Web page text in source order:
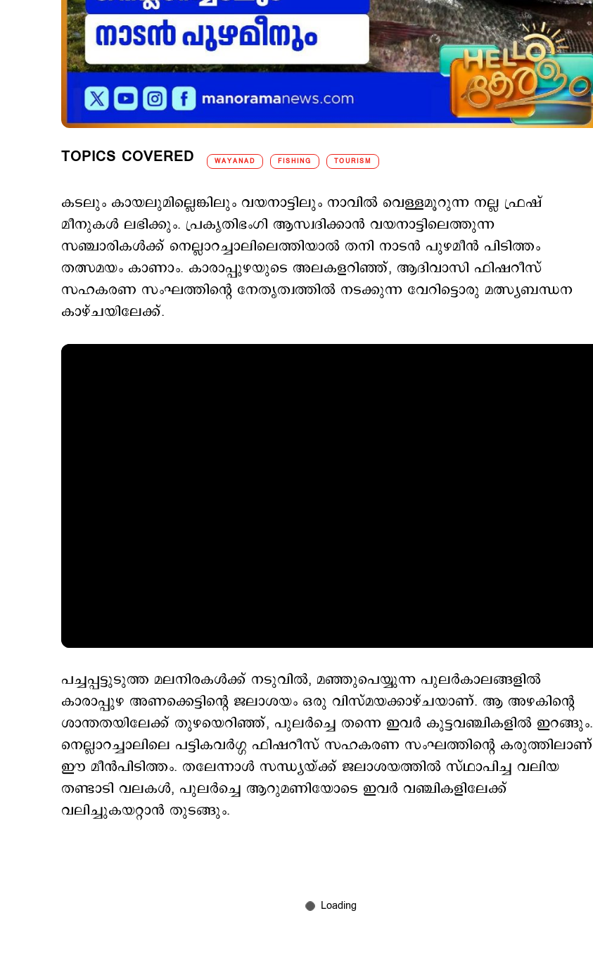
TOPICS COVERED WAYANAD FISHING TOURISM
കടലും കായലുമില്ലെങ്കിലും വയനാട്ടിലും നാവിൽ വെള്ളമൂറുന്ന നല്ല ഫ്രഷ്
മീനുകൾ ലഭിക്കും. പ്രകൃതിഭംഗി ആസ്വദിക്കാൻ വയനാട്ടിലെത്തുന്ന
സഞ്ചാരികൾക്ക് നെല്ലാറച്ചാലിലെത്തിയാൽ തനി നാടൻ പുഴമീൻ പിടിത്തം
തത്സമയം കാണാം. കാരാപ്പുഴയുടെ അലകളറിഞ്ഞ്, ആദിവാസി ഫിഷറീസ്
സഹകരണ സംഘത്തിന്റെ നേതൃത്വത്തിൽ നടക്കുന്ന വേറിട്ടൊരു മത്സ്യബന്ധന
കാഴ്ചയിലേക്ക്.
പച്ചപ്പട്ടുടുത്ത മലനിരകൾക്ക് നടുവിൽ, മഞ്ഞുപെയ്യുന്ന പുലർകാലങ്ങളിൽ
കാരാപ്പുഴ അണക്കെട്ടിന്റെ ജലാശയം ഒരു വിസ്മയക്കാഴ്ചയാണ്. ആ അഴകിന്‍റെ
ശാന്തതയിലേക്ക് തുഴയെറിഞ്ഞ്, പുലർച്ചെ തന്നെ ഇവർ കുട്ടവഞ്ചികളിൽ ഇറങ്ങും.
നെല്ലാറച്ചാലിലെ പട്ടികവർഗ്ഗ ഫിഷറീസ് സഹകരണ സംഘത്തിന്റെ കരുത്തിലാണ്
ഈ മീൻപിടിത്തം. തലേന്നാൾ സന്ധ്യയ്ക്ക് ജലാശയത്തിൽ സ്ഥാപിച്ച വലിയ
തണ്ടാടി വലകൾ, പുലർച്ചെ ആറുമണിയോടെ ഇവർ വഞ്ചികളിലേക്ക്
വലിച്ചുകയറ്റാൻ തുടങ്ങും.